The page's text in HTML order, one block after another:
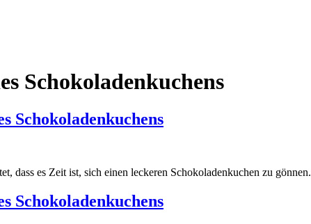
Schokoladenkuchens
Schokoladenkuchens
dass es Zeit ist, sich einen leckeren Schokoladenkuchen zu gönnen.
Schokoladenkuchens